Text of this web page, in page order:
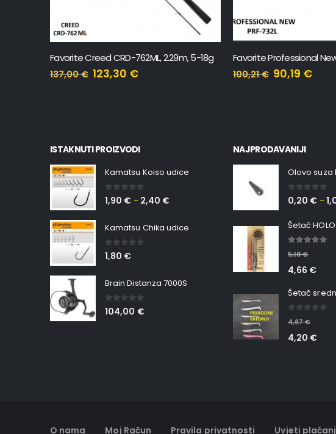
Favorite Creed CRD-762ML, 2.29m, 5-18g
137,00€ 123,30 € 100,21€ 90,19 €
ISTAKNUTI PROIZVODI
Kamatsu Koiso udice
0 out of 5
1,90 € – 2,40 €
Kamatsu Chika udice
0 out of 5
1,80 €
Brain Distanza 7000S
0out of 5
104,00 €
NAJPRODAVANIJI
Olovo suza
0 out of 5
0,20 € –
5,18€
4,66 €
4,67€
4,20 €
O nama Moj Račun Pravila privatnosti Uvjeti